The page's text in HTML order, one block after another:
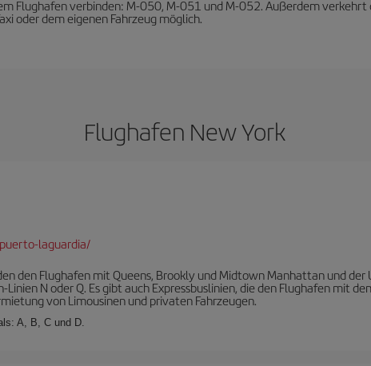
Flughafen verbinden: M-050, M-051 und M-052. Außerdem verkehrt
oder dem eigenen Fahrzeug möglich.
Flughafen New York
laguardia/
den Flughafen mit Queens, Brookly und Midtown Manhattan und
N oder Q. Es gibt auch Expressbuslinien, die den Flughafen mit
von Limousinen und privaten Fahrzeugen.
A, B, C und D.